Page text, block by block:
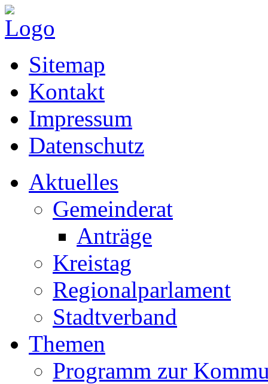
Sitemap
Kontakt
Impressum
Datenschutz
Aktuelles
Gemeinderat
Anträge
Kreistag
Regionalparlament
Stadtverband
Themen
Programm zur